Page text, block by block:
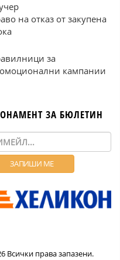
на отказ от закупена
за
кампании
ЗА БЮЛЕТИН
Всички права запазени.